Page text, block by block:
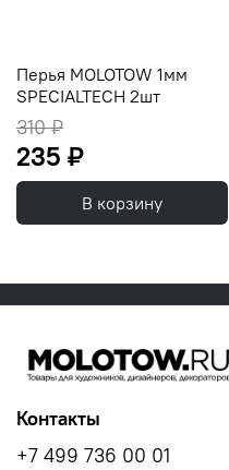
Перья MOLOTOW 1мм
SPECIALTECH 2шт
310 ₽
235 ₽
В корзину
Контакты
+7 499 736 00 01